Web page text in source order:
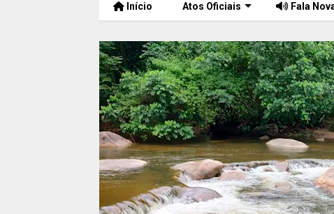
Início Atos Oficiais Fala